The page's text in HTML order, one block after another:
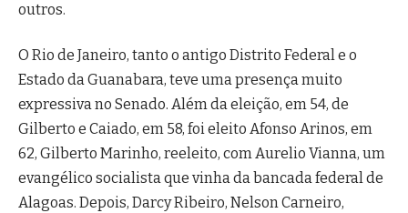
outros.
O Rio de Janeiro, tanto o antigo Distrito Federal e o
Estado da Guanabara, teve uma presença muito
expressiva no Senado. Além da eleição, em 54, de
Gilberto e Caiado, em 58, foi eleito Afonso Arinos, em
62, Gilberto Marinho, reeleito, com Aurelio Vianna, um
evangélico socialista que vinha da bancada federal de
Alagoas. Depois, Darcy Ribeiro, Nelson Carneiro,